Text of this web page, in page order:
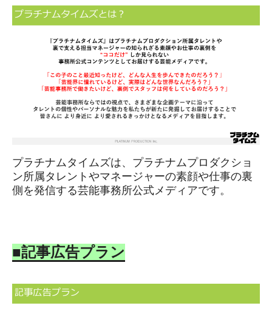
プラチナムタイムズは、プラチナムプロダクショ
ン所属タレントやマネージャーの素顔や仕事の裏
側を発信する芸能事務所公式メディアです。
■記事広告プラン